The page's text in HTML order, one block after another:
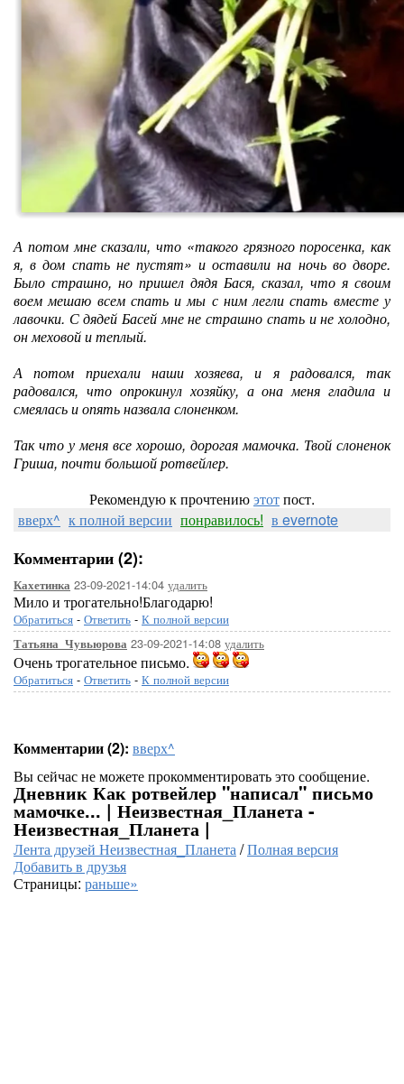
А потом мне сказали, что «такого грязного поросенка, как
я, в дом спать не пустят» и оставили на ночь во дворе.
Было страшно, но пришел дядя Бася, сказал, что я своим
воем мешаю всем спать и мы с ним легли спать вместе у
лавочки. С дядей Басей мне не страшно спать и не холодно,
он меховой и теплый.
А потом приехали наши хозяева, и я радовался, так
радовался, что опрокинул хозяйку, а она меня гладила и
смеялась и опять назвала слоненком.
Так что у меня все хорошо, дорогая мамочка. Твой слоненок
Гриша, почти большой ротвейлер.
Рекомендую к прочтениюэтотпост.
вверх^ к полной версии понравилось! в evernote
Комментарии (2):
Кахетинка 23-09-2021-14:04 удалить
Мило и трогательно!Благодарю!
Обратиться - Ответить - К полной версии
Татьяна_Чувьюрова 23-09-2021-14:08 удалить
Очень трогательное письмо.
Обратиться - Ответить - К полной версии
Комментарии (2): вверх^
Вы сейчас не можете прокомментировать это сообщение.
Дневник Как ротвейлер "написал" письмо
мамочке... | Неизвестная_Планета -
Неизвестная_Планета |
Лента друзей Неизвестная_Планета/Полная версия
Добавить в друзья
Страницы: раньше»